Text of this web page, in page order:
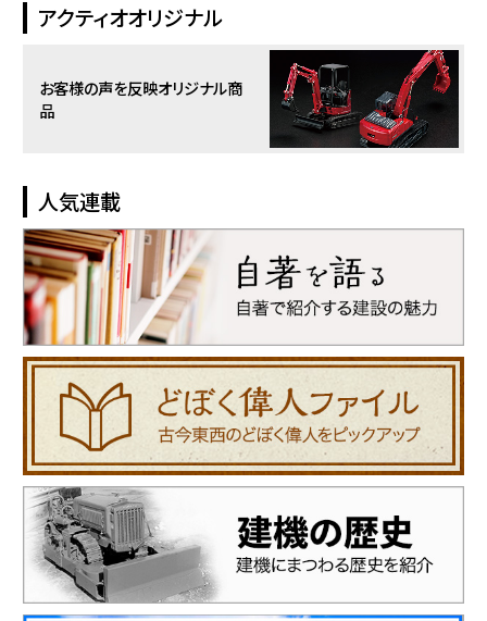
アクティオオリジナル
お客様の声を反映オリジナル商
品
人気連載